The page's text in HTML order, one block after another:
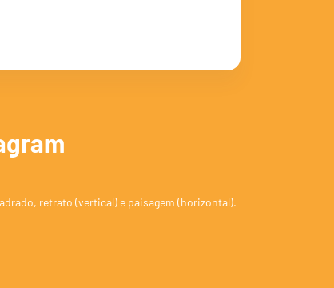
retrato (vertical) e paisagem (horizontal).